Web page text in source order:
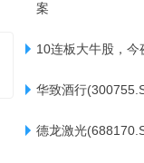
案
10连板大牛股，
华致酒行
德龙激光